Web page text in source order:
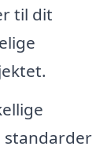
til dit